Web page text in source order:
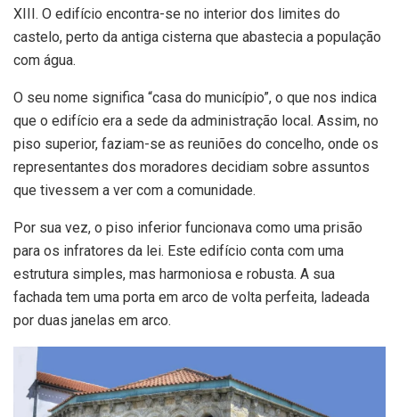
XIII. O edifício encontra-se no interior dos limites do
castelo, perto da antiga cisterna que abastecia a população
com água.
O seu nome significa “casa do município”, o que nos indica
que o edifício era a sede da administração local. Assim, no
piso superior, faziam-se as reuniões do concelho, onde os
representantes dos moradores decidiam sobre assuntos
que tivessem a ver com a comunidade.
Por sua vez, o piso inferior funcionava como uma prisão
para os infratores da lei. Este edifício conta com uma
estrutura simples, mas harmoniosa e robusta. A sua
fachada tem uma porta em arco de volta perfeita, ladeada
por duas janelas em arco.